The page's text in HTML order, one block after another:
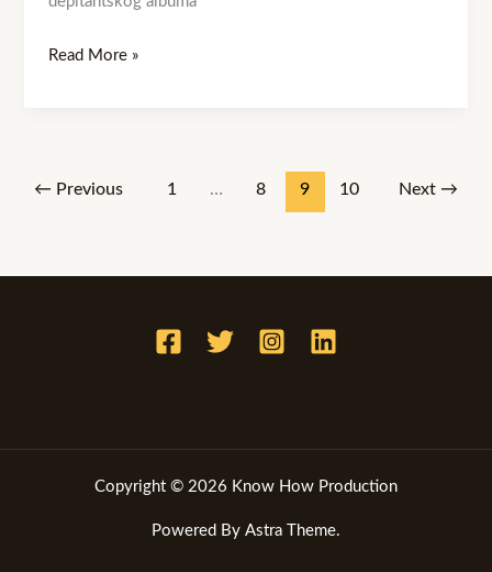
Read More »
← Previous 1 … 8 9 10 Next →
Copyright © 2026 Know How Production
Powered By Astra Theme.